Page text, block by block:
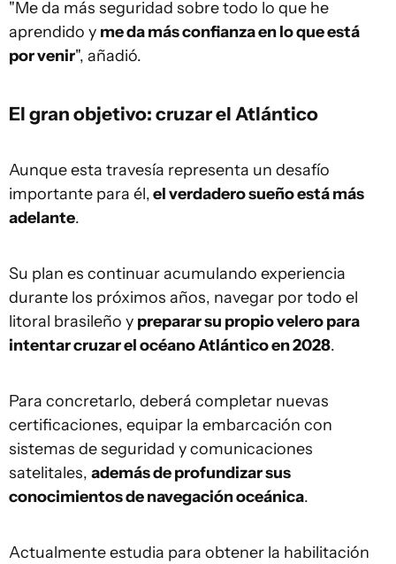
"Me da más seguridad sobre todo lo que he
aprendido y me da más confianza en lo que está
por venir", añadió.
El gran objetivo: cruzar el Atlántico
Aunque esta travesía representa un desafío
importante para él,el verdadero sueño está más
adelante.
Su plan es continuar acumulando experiencia
durante los próximos años, navegar por todo el
litoral brasileño y preparar su propio velero para
intentar cruzar el océano Atlántico en 2028.
Para concretarlo, deberá completar nuevas
certificaciones, equipar la embarcación con
sistemas de seguridad y comunicaciones
satelitales, además de profundizar sus
conocimientos de navegación oceánica.
Actualmente estudia para obtener la habilitación